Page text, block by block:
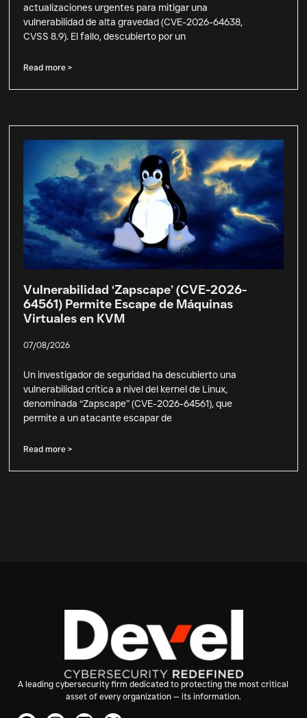
actualizaciones urgentes para mitigar una
vulnerabilidad de alta gravedad (CVE-2026-64638,
CVSS 8.9). El fallo, descubierto por un
Read more >
Vulnerabilidad ‘Zapscape’ (CVE-2026-
64561) Permite Escape de Máquinas
Virtuales en KVM
07/08/2026
Un investigador de seguridad ha descubierto una
vulnerabilidad crítica a nivel del kernel de Linux,
denominada “Zapscape” (CVE-2026-64561), que
permite a un atacante escapar de
Read more >
A leading cybersecurity firm dedicated to protecting the most critical
asset of every organization — its information.